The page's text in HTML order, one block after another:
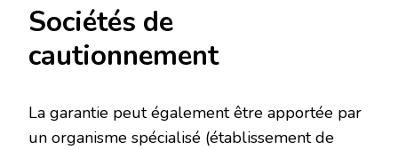
Sociétés de
cautionnement
La garantie peut également être apportée par
un organisme spécialisé (établissement de